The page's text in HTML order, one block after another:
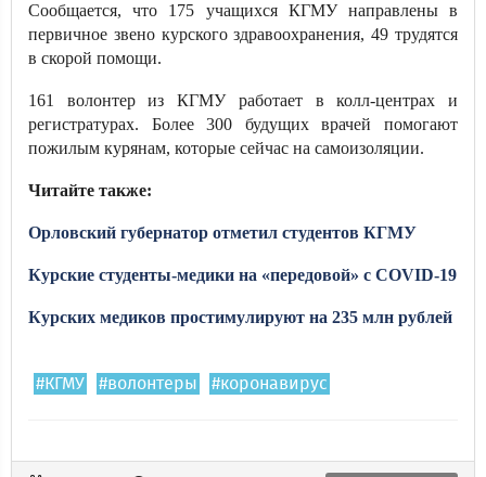
Сообщается, что 175 учащихся КГМУ направлены в
первичное звено курского здравоохранения, 49 трудятся
в скорой помощи.
161 волонтер из КГМУ работает в колл-центрах и
регистратурах. Более 300 будущих врачей помогают
пожилым курянам, которые сейчас на самоизоляции.
Читайте также:
Орловский губернатор отметил студентов КГМУ
Курские студенты-медики на «передовой» с COVID-19
Курских медиков простимулируют на 235 млн рублей
#КГМУ #волонтеры #коронавирус